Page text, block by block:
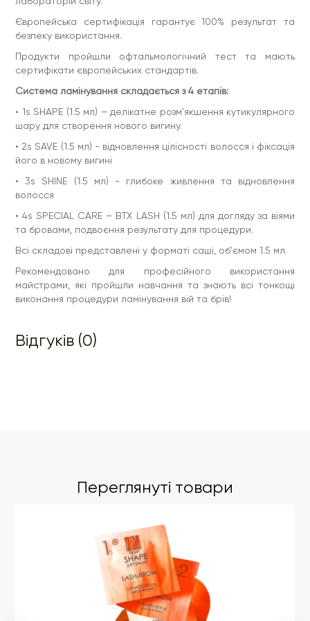
Європейська сертифікація гарантує 100% результат та
безпеку використання.
Продукти пройшли офтальмологічний тест та мають
сертифікати європейських стандартів.
Система ламінування складається з 4 етапів:
• 1s SHAPE (1.5 мл) – делікатне розм'якшення кутикулярного
шару для створення нового вигину.
• 2s SAVE (1.5 мл) - відновлення цілісності волосся і фіксація
його в новому вигині
• 3s SHINE (1.5 мл) - глибоке живлення та відновлення
волосся
• 4s SPECIAL CARE – BTX LASH (1.5 мл) для догляду за віями
та бровами, подвоєння результату для процедури.
Всі складові представлені у форматі саші, об'ємом 1.5 мл.
Рекомендовано для професійного використання
майстрами, які пройшли навчання та знають всі тонкощі
виконання процедури ламінування вій та брів!
Відгуків (0)
Переглянуті товари